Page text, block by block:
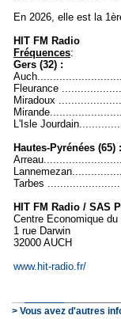
En 2026, elle est la
HIT FM Radio
Fréquences:
Gers (32) :
Fleurance
Miradoux
L'Isle
Hautes-Pyrénées (65) :
Tarbes
HIT FM Radio / SAS
Centre Economique du
1 rue Darwin
32000 AUCH
www.hit-radio.fr/
> Vous avez d'autres